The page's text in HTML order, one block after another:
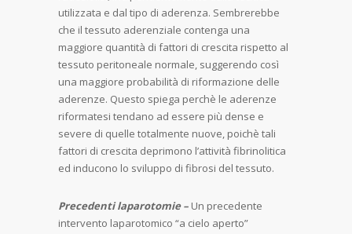
utilizzata e dal tipo di aderenza. Sembrerebbe
che il tessuto aderenziale contenga una
maggiore quantità di fattori di crescita rispetto al
tessuto peritoneale normale, suggerendo così
una maggiore probabilità di riformazione delle
aderenze. Questo spiega perchè le aderenze
riformatesi tendano ad essere più dense e
severe di quelle totalmente nuove, poichè tali
fattori di crescita deprimono l’attività fibrinolitica
ed inducono lo sviluppo di fibrosi del tessuto.
Precedenti laparotomie – Un precedente
intervento laparotomico “a cielo aperto”